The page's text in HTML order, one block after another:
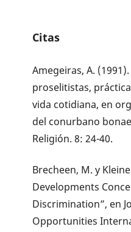
Citas
Amegeiras, A.
proselitistas,
vida cotidiana, en
del conurbano
Religión. 8: 24-40.
Brecheen, M. y
Developments
Discrimination”, en
Opportunities